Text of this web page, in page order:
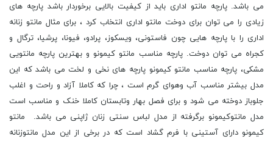
می باشد. پارچه مانتو اداری باید از کیفیت بالایی برخوردار باشد پارچه های
زیادی را می توان برای دوخت مانتو اداری انتخاب کرد ، برای مثال مانتو زنانه
اداری را با پارچه هایی چون فاستونی، ویسکوز، پرادو، فیونا، پرشیا، ترگال و
کجراه می توان دوخت. پارچه مناسب مانتو کیمونو و بهترین پارچه مانتویی
مشکی، پارچه مناسب مانتو کیمونو پارچه های نخی و لخت می باشد که این
مدل بیشتر مناسب آب وهوای گرم است ، چرا که کاملا آزاد و راحت و اغلب
جلوباز دوخته می شود و برای فصل بهار وتابستان کاملا خنک و مناسب است
مدل مانتوکیمونو برگرفته از مدل لباس سنتی زنان ژاپنی می باشد. مانتو
کیمونو دارای آستینی با فرم گشاد است که در برخی از این مدل مانتوزنانه